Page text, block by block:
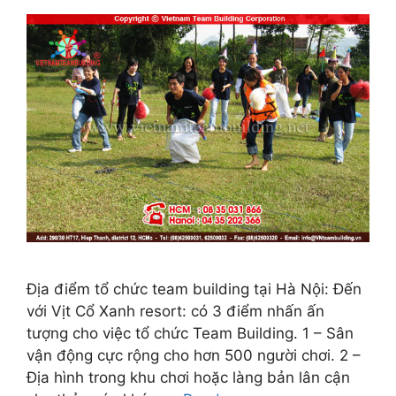
Địa điểm tổ chức team building tại Hà Nội: Đến
với Vịt Cổ Xanh resort: có 3 điểm nhấn ấn
tượng cho việc tổ chức Team Building. 1 – Sân
vận động cực rộng cho hơn 500 người chơi. 2 –
Địa hình trong khu chơi hoặc làng bản lân cận